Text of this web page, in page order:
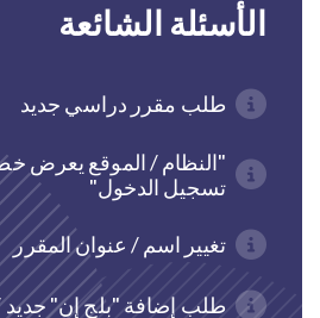
الأسئلة الشائعة
طلب مقرر دراسي جديد
"النظام / الموقع يعرض
تسجيل الدخول"
تغيير اسم / عنوان المقرر
طلب إضافة "بلج إن"